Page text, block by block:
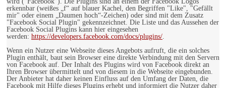
erkennbar (weißes „f“ auf blauer Kachel, den Begriffen "Like", "Gefällt
mir" oder einem „Daumen hoch“-Zeichen) oder sind mit dem Zusatz
"Facebook Social Plugin" gekennzeichnet. Die Liste und das Aussehen der
Facebook Social Plugins kann hier eingesehen
werden: https://developers.facebook.com/docs/plugins/.
Wenn ein Nutzer eine Webseite dieses Angebots aufruft, die ein solches
Plugin enthält, baut sein Browser eine direkte Verbindung mit den Servern
von Facebook auf. Der Inhalt des Plugins wird von Facebook direkt an
Ihren Browser übermittelt und von diesem in die Webseite eingebunden.
Der Anbieter hat daher keinen Einfluss auf den Umfang der Daten, die
Facebook mit Hilfe dieses Plugins erhebt und informiert die Nutzer daher